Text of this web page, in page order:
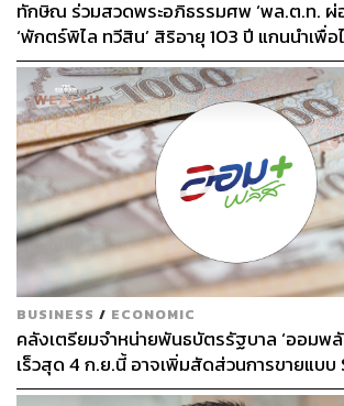
ทักษิณ ร่วมสวดพระอภิธรรมศพ ‘พล.ต.ท. ผ่
‘พักตร์พิไล ทวีสิน’ สิริอายุ 103 ปี แกนนำเพื่
หลากวงการร่วมอาลัย
BUSINESS / ECONOMIC
คลังเตรียมจำหน่ายพันธบัตรรัฐบาล ‘ออมพ
เร็วสุด 4 ก.ย.นี้ อาจเพิ่มสัดส่วนการขายแบ
First มากขึ้น